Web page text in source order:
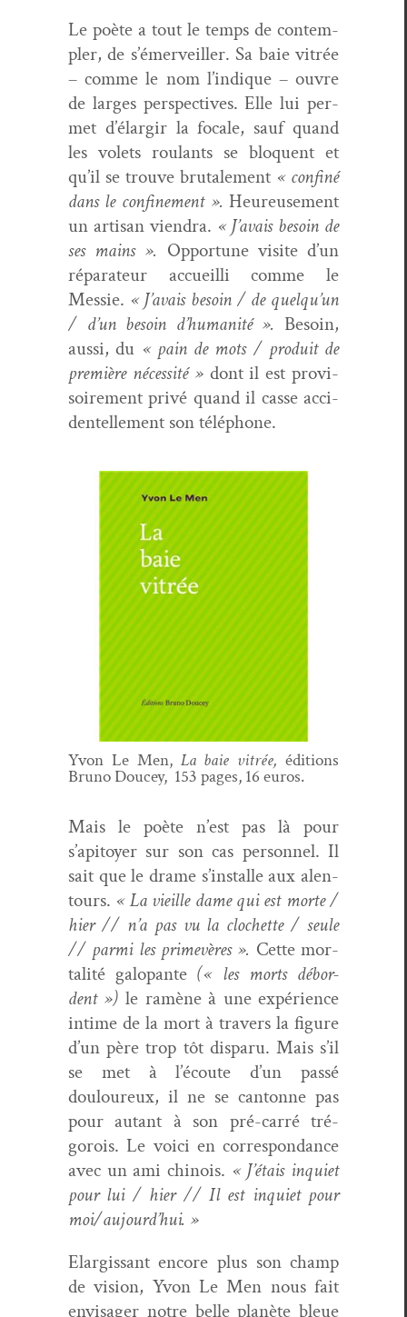
Le poète a tout le temps de con­tem­
pler, de s’émerveiller. Sa baie vit­rée
– comme le nom l’indique – ouvre
de larges per­spec­tives. Elle lui per­
met d’élargir la focale, sauf quand
les volets roulants se blo­quent et
qu’il se trou­ve bru­tale­ment « con­finé
dans le con­fine­ment ». Heureuse­ment
un arti­san vien­dra. « J’avais besoin de
ses mains ». Oppor­tune vis­ite d’un
répara­teur accueil­li comme le
Messie. « J’avais besoin / de quelqu’un
/ d’un besoin d’humanité ». Besoin,
aus­si, du « pain de mots / pro­duit de
pre­mière néces­sité »dont il est pro­vi­
soire­ment privé quand il casse acci­
den­telle­ment son téléphone.
Yvon Le Men, La baie vit­rée, édi­tions
Bruno Doucey, 153 pages, 16 euros.
Mais le poète n’est pas là pour
s’apitoyer sur son cas per­son­nel. Il
sait que le drame s’installe aux alen­
tours. « La vieille dame qui est morte /
hier // n’a pas vu la clo­chette / seule
// par­mi les primevères ». Cette mor­
tal­ité galopante(« les morts débor­
dent ») le ramène à une expéri­ence
intime de la mort à tra­vers la fig­ure
d’un père trop tôt dis­paru. Mais s’il
se met à l’écoute d’un passé
douloureux, il ne se can­tonne pas
pour autant à son pré-car­ré tré­
gorois. Le voici en cor­re­spon­dance
avec un ami chi­nois. « J’étais inqui­et
pour lui / hier // Il est inqui­et pour
moi/aujourd’hui. »
Elar­gis­sant encore plus son champ
de vision, Yvon Le Men nous fait
envis­ager notre belle planète bleue